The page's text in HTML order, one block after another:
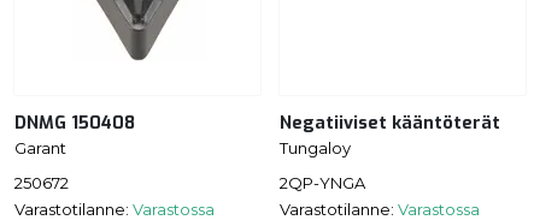
DNMG 150408
Garant
250672
Varastotilanne: Varastossa
Negatiiviset kääntöterät
Tungaloy
2QP-YNGA
Varastotilanne: Varastossa